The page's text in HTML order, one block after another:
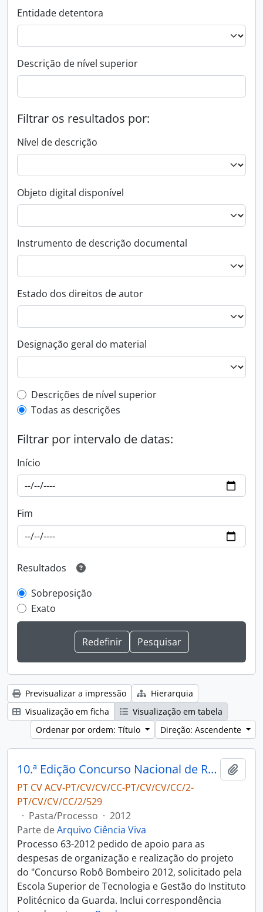
Entidade detentora
Descrição de nível superior
Filtrar os resultados por:
Nível de descrição
Objeto digital disponível
Instrumento de descrição documental
Estado dos direitos de autor
Designação geral do material
Top-level description filter
Descrições de nível superior
Todas as descrições
Filtrar por intervalo de datas:
Início
Fim
Resultados
Sobreposição
Exato
Previsualizar a impressão
Hierarquia
Visualização em ficha
Visualização em tabela
Ordenar por ordem: Título
Direção: Ascendente
10.ª Edição Concurso Nacional de Robótica - Robô bombeiro
PT CV ACV-PT/CV/CV/CC-PT/CV/CV/CC/2-
PT/CV/CV/CC/2/529
· Pasta/Processo · 2012
Parte deArquivo Ciência Viva
Processo 63-2012 pedido de apoio para as
despesas de organização e realização do projeto
do "Concurso Robô Bombeiro 2012, solicitado pela
Escola Superior de Tecnologia e Gestão do Instituto
Politécnico da Guarda. Inclui correspondência